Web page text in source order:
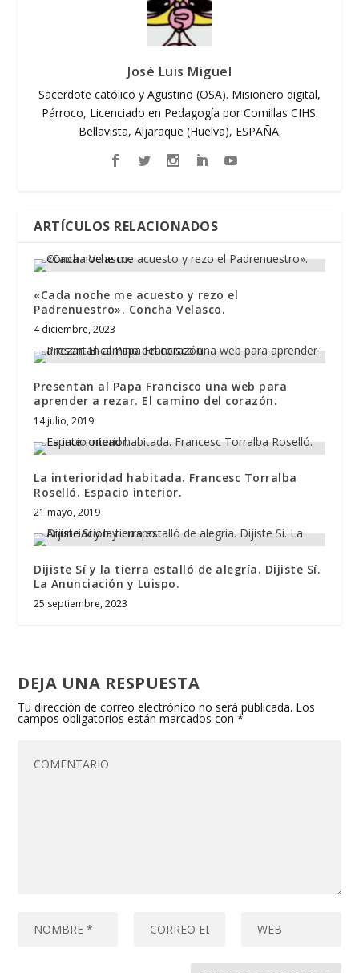
José Luis Miguel
Sacerdote católico y Agustino (OSA). Misionero digital,
Párroco, Licenciado en Pedagogía por Comillas CIHS.
Bellavista, Aljaraque (Huelva), ESPAÑA.
ARTÍCULOS RELACIONADOS
«Cada noche me acuesto y rezo el
Padrenuestro». Concha Velasco.
4 diciembre, 2023
Presentan al Papa Francisco una web para
aprender a rezar. El camino del corazón.
14 julio, 2019
La interioridad habitada. Francesc Torralba
Roselló. Espacio interior.
21 mayo, 2019
Dijiste Sí y la tierra estalló de alegría. Dijiste Sí.
La Anunciación y Luispo.
25 septiembre, 2023
DEJA UNA RESPUESTA
Tu dirección de correo electrónico no será publicada. Los
campos obligatorios están marcados con*